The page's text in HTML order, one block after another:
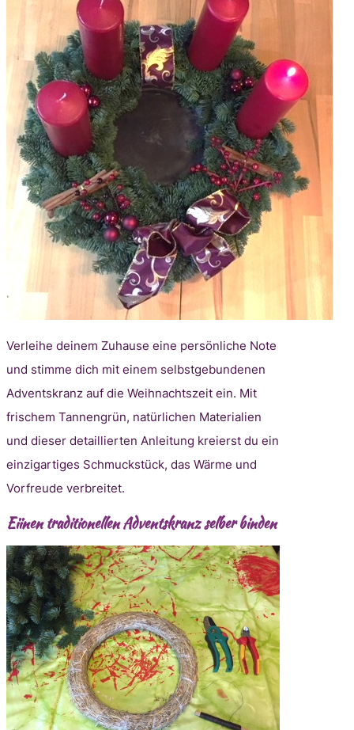
Verleihe deinem Zuhause eine persönliche Note
und stimme dich mit einem selbstgebundenen
Adventskranz auf die Weihnachtszeit ein. Mit
frischem Tannengrün, natürlichen Materialien
und dieser detaillierten Anleitung kreierst du ein
einzigartiges Schmuckstück, das Wärme und
Vorfreude verbreitet.
Eiinen traditionellen Adventskranz selber binden